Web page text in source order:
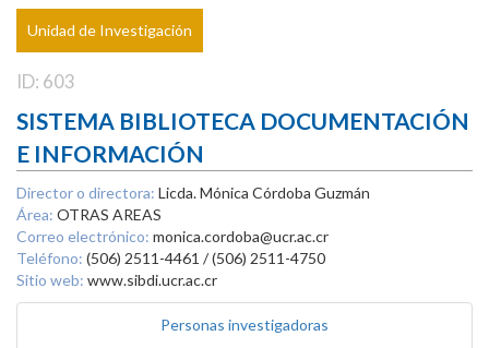
Unidad de Investigación
ID: 603
SISTEMA BIBLIOTECA DOCUMENTACIÓN
E INFORMACIÓN
Director o directora: Licda. Mónica Córdoba Guzmán
Área: OTRAS AREAS
Correo electrónico: monica.cordoba@ucr.ac.cr
Teléfono: (506) 2511-4461 / (506) 2511-4750
Sitio web: www.sibdi.ucr.ac.cr
Personas investigadoras